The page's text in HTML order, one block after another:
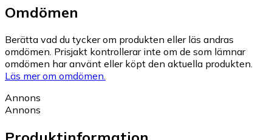
Omdömen
Berätta vad du tycker om produkten eller läs andras
omdömen. Prisjakt kontrollerar inte om de som lämnar
omdömen har använt eller köpt den aktuella produkten.
Läs mer om omdömen.
Annons
Annons